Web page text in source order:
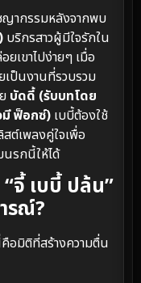
ญากรรมหลังจากพบ
บริกรสาวผู้มีใจรักใน
เขาไปง่ายๆ เมื่อ
ป็นงานที่รวบรวม
บัดดี้ (รับบทโดย
มี ฟ็อกซ์) เบบี้ต้องใช้
ต์เพลงคู่ใจเพื่อ
รกนี้ให้ได้
จี้ เบบี้ ปล้น”
รณ์?
อมิติที่สร้างความตื่น